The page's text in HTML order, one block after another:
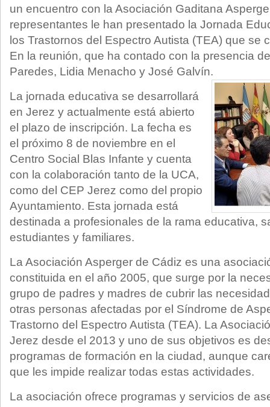
un encuentro con la Asociación Gaditana
representantes le han presentado la Jornada
los Trastornos del Espectro Autista (TEA) que se
En la reunión, que ha contado con la presencia
Paredes, Lidia Menacho y José Galvín.
La jornada educativa se desarrollará
en Jerez y actualmente está abierto
el plazo de inscripción. La fecha es
el próximo 8 de noviembre en el
Centro Social Blas Infante y cuenta
con la colaboración tanto de la UCA,
como del CEP Jerez como del propio
Ayuntamiento. Esta jornada está
destinada a profesionales de la rama educativa,
estudiantes y familiares.
La Asociación Asperger de Cádiz es una
constituida en el año 2005, que surge por la
grupo de padres y madres de cubrir las
otras personas afectadas por el Síndrome de
Trastorno del Espectro Autista (TEA). La
Jerez desde el 2013 y uno de sus objetivos es
programas de formación en la ciudad, aunque
que les impide realizar todas estas actividades.
La asociación ofrece programas y servicios de